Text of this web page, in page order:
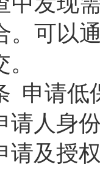
。可以
申请低
请人身
请及授